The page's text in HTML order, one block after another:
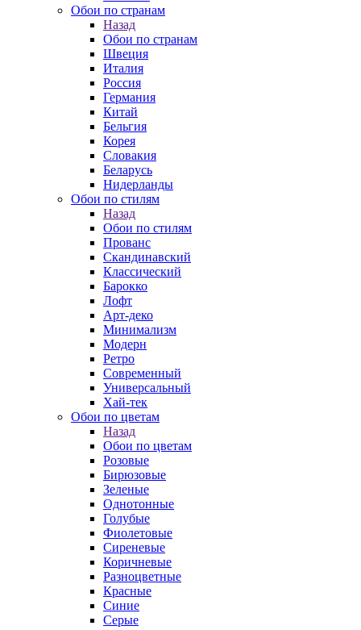
Обои по странам
Назад
Обои по странам
Швеция
Италия
Россия
Германия
Китай
Бельгия
Корея
Словакия
Беларусь
Нидерланды
Обои по стилям
Назад
Обои по стилям
Прованс
Скандинавский
Классический
Барокко
Лофт
Арт-деко
Минимализм
Модерн
Ретро
Современный
Универсальный
Хай-тек
Обои по цветам
Назад
Обои по цветам
Розовые
Бирюзовые
Зеленые
Однотонные
Голубые
Фиолетовые
Сиреневые
Коричневые
Разноцветные
Красные
Синие
Серые